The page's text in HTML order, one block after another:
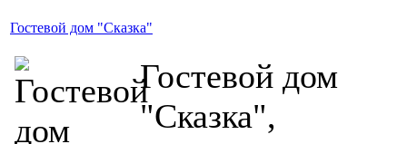
Гостевой дом "Сказка"
Гостевой дом
"Сказка",